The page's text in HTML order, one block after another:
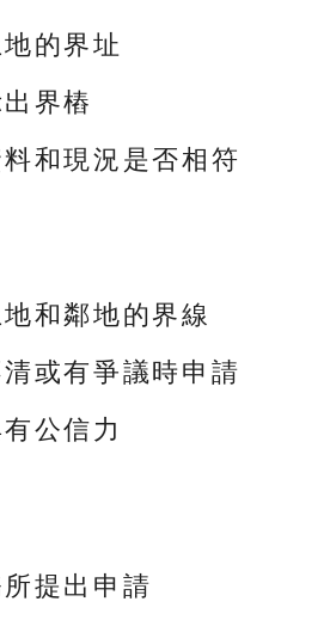
的界址
界樁
和現況是否相符
和鄰地的界線
或有爭議時申請
公信力
提出申請